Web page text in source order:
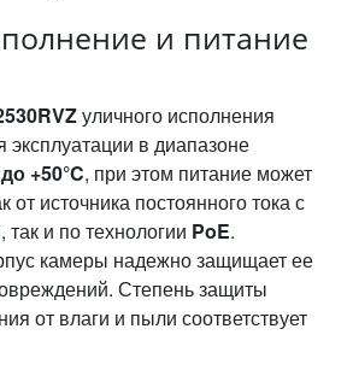
и питание
уличного исполнения
эксплуатации в диапазоне
+50°C, при этом питание может
от источника постоянного тока с
и по технологии PoE.
камеры надежно защищает ее
Степень защиты
от влаги и пыли соответствует